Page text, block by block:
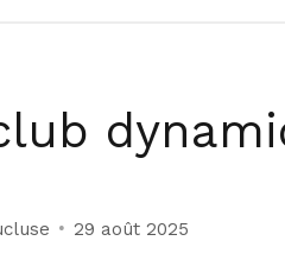
29 août 2025